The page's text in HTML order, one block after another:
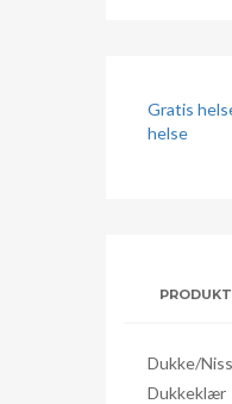
Gratis
helse
Dukke/
Dukkeklær